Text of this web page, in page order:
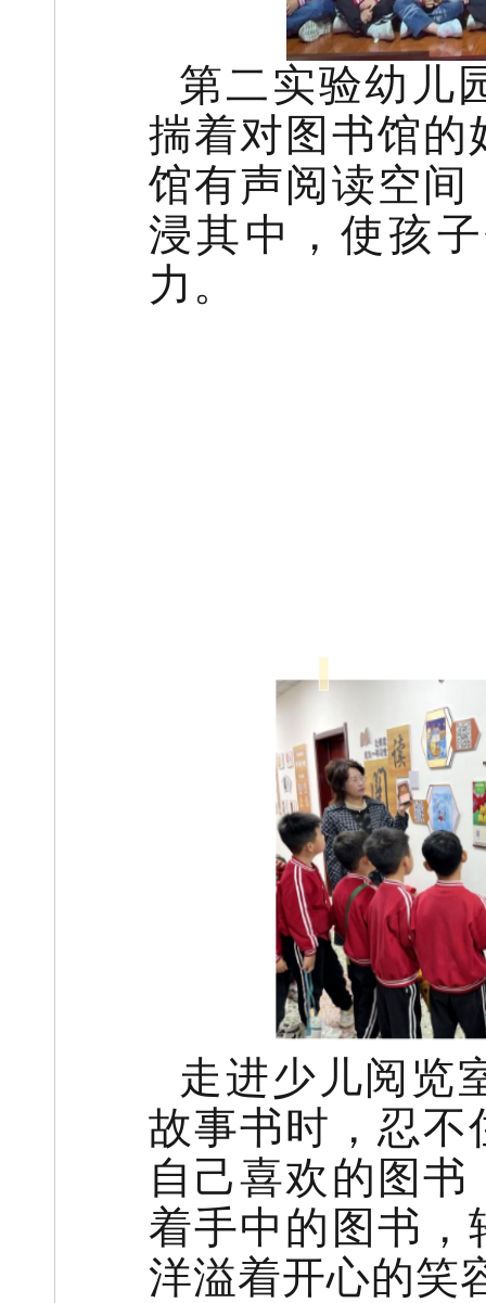
第二实验幼儿
揣着对图书馆的
馆有声阅读空间
浸其中，使孩
力。
走进少儿阅览
故事书时，忍不
自己喜欢的图
着手中的图书，
洋溢着开心的笑